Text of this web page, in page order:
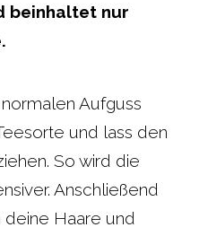
beinhaltet nur
Aufguss
und lass den
So wird die
Anschließend
deine Haare und